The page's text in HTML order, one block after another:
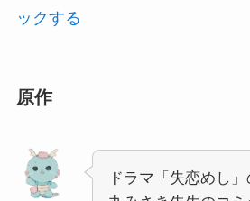
ックする
原作
ドラマ「失恋めし